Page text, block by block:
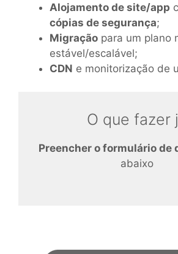
Alojamento de site/app
cópias de segurança;
Migração para um plano
estável/escalável;
CDN e monitorização de
O que fazer
Preencher o formulário de
abaixo